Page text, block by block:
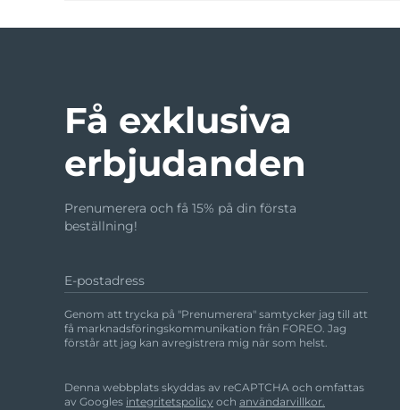
Få exklusiva
erbjudanden
Prenumerera och få 15% på din första
beställning!
E-postadress
Genom att trycka på "Prenumerera" samtycker jag till att
få marknadsföringskommunikation från FOREO. Jag
förstår att jag kan avregistrera mig när som helst.
Denna webbplats skyddas av reCAPTCHA och omfattas
av Googles integritetspolicy och användarvillkor.